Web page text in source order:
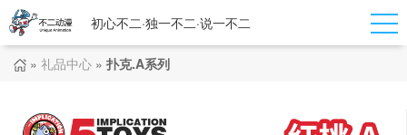
初心不二·独一不二·说一不二
» 礼品中心 » 扑克.A系列